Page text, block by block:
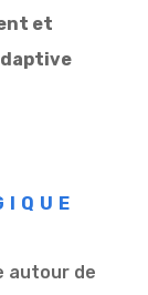
et
autour de